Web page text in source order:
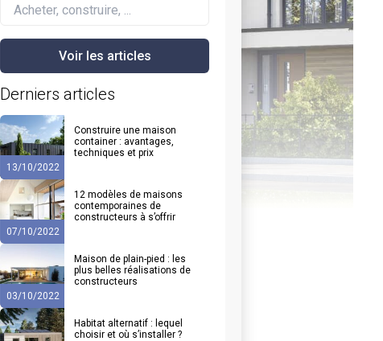
Derniers articles
13/10/2022
Construire une maison
container : avantages,
techniques et prix
07/10/2022
12 modèles de maisons
contemporaines de
constructeurs à s’offrir
03/10/2022
Maison de plain-pied : les
plus belles réalisations de
constructeurs
Habitat alternatif : lequel
choisir et où s’installer ?